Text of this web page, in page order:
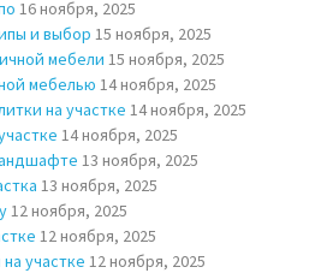
16 ноября, 2025
и выбор 15 ноября, 2025
мебели 15 ноября, 2025
мебелью 14 ноября, 2025
на участке 14 ноября, 2025
14 ноября, 2025
13 ноября, 2025
13 ноября, 2025
12 ноября, 2025
12 ноября, 2025
участке 12 ноября, 2025